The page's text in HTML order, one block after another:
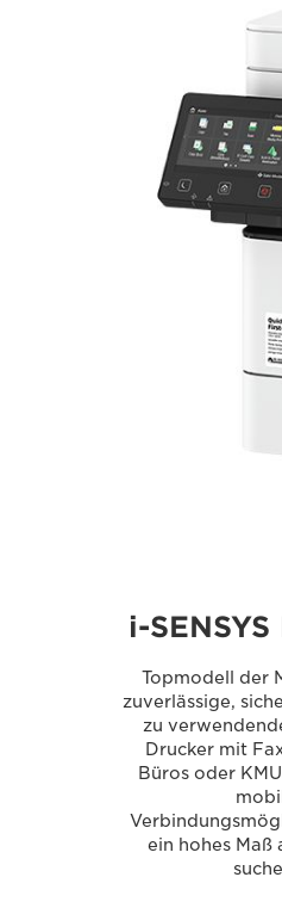
i-
Topmodell der
zuverlässige,
zu
Drucker mit
Büros oder
ein hohes Maß